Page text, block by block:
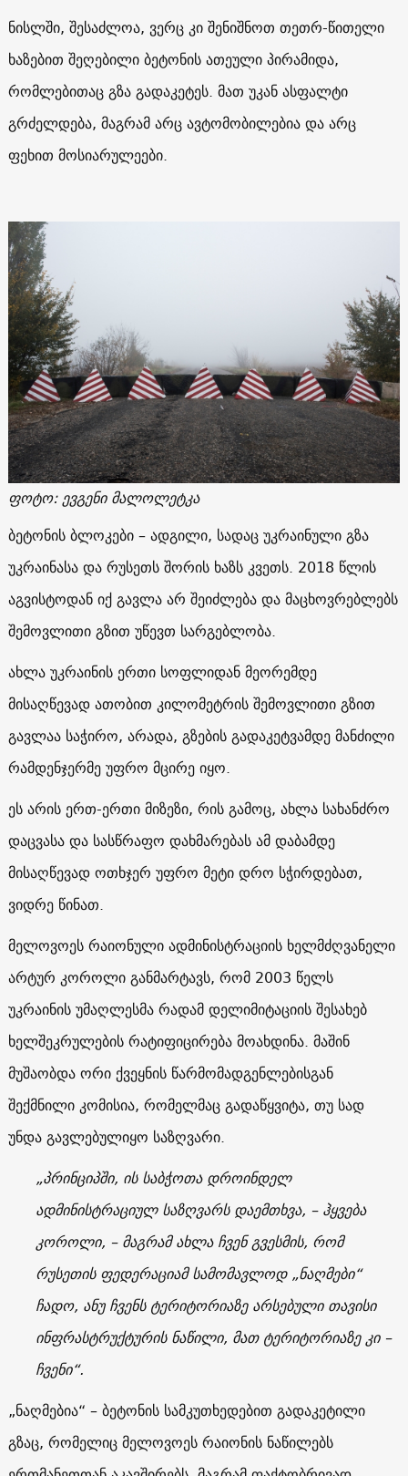
ნისლში, შესაძლოა, ვერც კი შენიშნოთ თეთრ-წითელი
ხაზებით შეღებილი ბეტონის ათეული პირამიდა,
რომლებითაც გზა გადაკეტეს. მათ უკან ასფალტი
გრძელდება, მაგრამ არც ავტომობილებია და არც
ფეხით მოსიარულეები.
ფოტო:ევგენი მალოლეტკა
ბეტონის ბლოკები – ადგილი, სადაც უკრაინული გზა
უკრაინასა და რუსეთს შორის ხაზს კვეთს. 2018 წლის
აგვისტოდან იქ გავლა არ შეიძლება და მაცხოვრებლებს
შემოვლითი გზით უწევთ სარგებლობა.
ახლა უკრაინის ერთი სოფლიდან მეორემდე
მისაღწევად ათობით კილომეტრის შემოვლითი გზით
გავლაა საჭირო, არადა, გზების გადაკეტვამდე მანძილი
რამდენჯერმე უფრო მცირე იყო.
ეს არის ერთ-ერთი მიზეზი, რის გამოც, ახლა სახანძრო
დაცვასა და სასწრაფო დახმარებას ამ დაბამდე
მისაღწევად ოთხჯერ უფრო მეტი დრო სჭირდებათ,
ვიდრე წინათ.
მელოვოეს რაიონული ადმინისტრაციის ხელმძღვანელი
არტურ კოროლი განმარტავს, რომ 2003 წელს
უკრაინის უმაღლესმა რადამ დელიმიტაციის შესახებ
ხელშეკრულების რატიფიცირება მოახდინა. მაშინ
მუშაობდა ორი ქვეყნის წარმომადგენლებისგან
შექმნილი კომისია, რომელმაც გადაწყვიტა, თუ სად
უნდა გავლებულიყო საზღვარი.
„პრინციპში, ის საბჭოთა დროინდელ
ადმინისტრაციულ საზღვარს დაემთხვა, – ჰყვება
კოროლი, – მაგრამ ახლა ჩვენ გვესმის, რომ
რუსეთის ფედერაციამ სამომავლოდ „ნაღმები“
ჩადო, ანუ ჩვენს ტერიტორიაზე არსებული თავისი
ინფრასტრუქტურის ნაწილი, მათ ტერიტორიაზე კი –
ჩვენი“.
„ნაღმებია“ – ბეტონის სამკუთხედებით გადაკეტილი
გზაც, რომელიც მელოვოეს რაიონის ნაწილებს